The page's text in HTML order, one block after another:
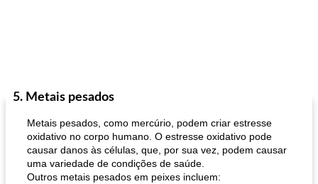
5. Metais pesados
Metais pesados, como mercúrio, podem criar estresse
oxidativo no corpo humano. O estresse oxidativo pode
causar danos às células, que, por sua vez, podem causar
uma variedade de condições de saúde.
Outros metais pesados ​​em peixes incluem: